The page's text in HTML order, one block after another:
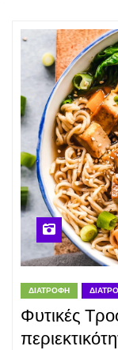
ΔΙΑΤΡΟΦΉ
Φυτικές